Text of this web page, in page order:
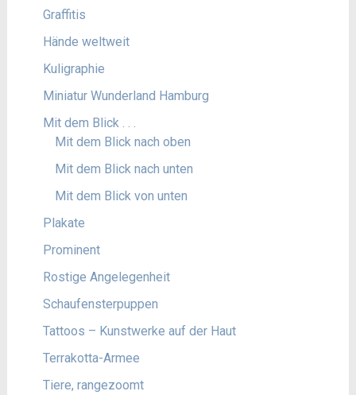
Graffitis
Hände weltweit
Kuligraphie
Miniatur Wunderland Hamburg
Mit dem Blick . . .
Mit dem Blick nach oben
Mit dem Blick nach unten
Mit dem Blick von unten
Plakate
Prominent
Rostige Angelegenheit
Schaufensterpuppen
Tattoos – Kunstwerke auf der Haut
Terrakotta-Armee
Tiere, rangezoomt